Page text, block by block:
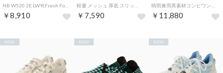
￥8,910 ￥7,590 ￥11,880
NEW NEW NEW